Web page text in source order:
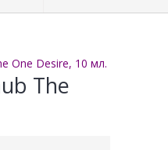
One Desire, 10 мл.
The